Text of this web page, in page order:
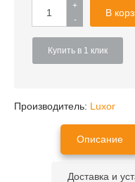
+
-
В
Купить в 1 клик
Производитель: Luxor
Описание
Доставка и